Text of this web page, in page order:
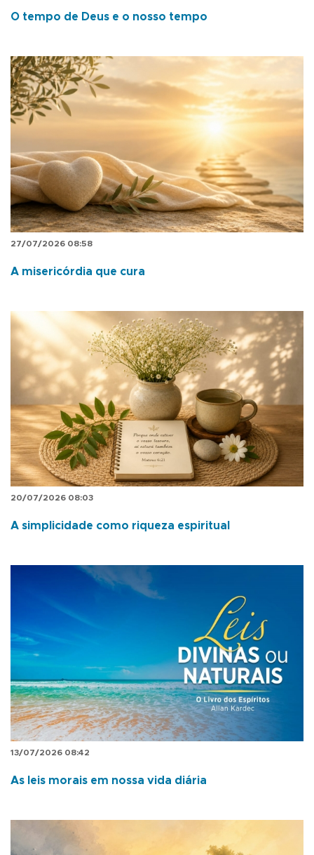
O tempo de Deus e o nosso tempo
27/07/2026 08:58
A misericórdia que cura
20/07/2026 08:03
A simplicidade como riqueza espiritual
13/07/2026 08:42
As leis morais em nossa vida diária